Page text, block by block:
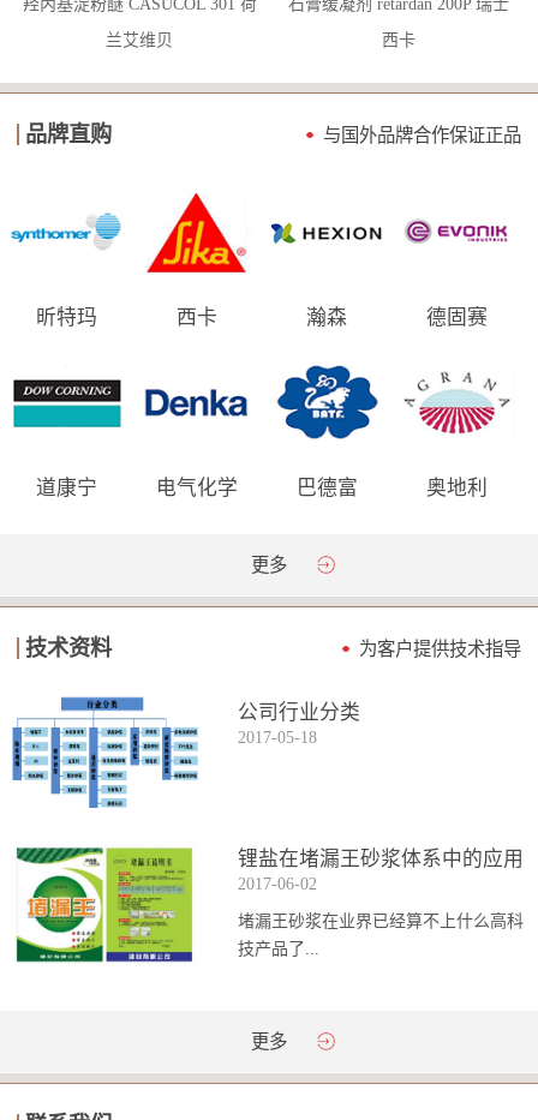
羟丙基淀粉醚 CASUCOL 301 荷
兰艾维贝
石膏缓凝剂 retardan 200P 瑞士
西卡
品牌直购 与国外品牌合作保证正品
昕特玛 西卡 瀚森 德固赛
道康宁 电气化学 巴德富 奥地利
更多
技术资料 为客户提供技术指导
公司行业分类
2017-05-18
锂盐在堵漏王砂浆体系中的应用
2017-06-02
堵漏王砂浆在业界已经算不上什么高科
技产品了...
。简单来说它就是一种能够迅速凝固的
通砂浆的强...
更多